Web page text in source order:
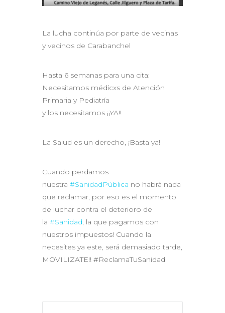
La lucha continúa por parte de vecinas
y vecinos de Carabanchel
Hasta 6 semanas para una cita:
Necesitamos médicxs de Atención
Primaria y Pediatría
y los necesitamos ¡¡YA!!
La Salud es un derecho, ¡Basta ya!
Cuando perdamos
nuestra #SanidadPública no habrá nada
que reclamar, por eso es el momento
de luchar contra el deterioro de
la #Sanidad, la que pagamos con
nuestros impuestos! Cuando la
necesites ya este, será demasiado tarde,
MOVILIZATE!! #ReclamaTuSanidad